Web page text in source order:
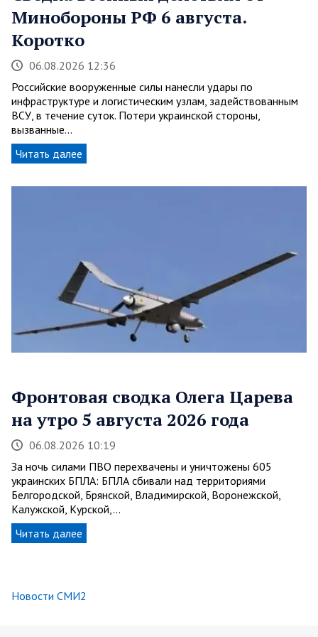
Минобороны РФ 6 августа.
Коротко
06.08.2026 12:36
Российские вооруженные силы нанесли удары по
инфраструктуре и логистическим узлам, задействованным
ВСУ, в течение суток. Потери украинской стороны,
вызванные…
Читать далее
Фронтовая сводка Олега Царева
на утро 5 августа 2026 года
06.08.2026 10:19
За ночь силами ПВО перехвачены и уничтожены 605
украинских БПЛА: БПЛА сбивали над территориями
Белгородской, Брянской, Владимирской, Воронежской,
Калужской, Курской,…
Читать далее
Новости СМИ2